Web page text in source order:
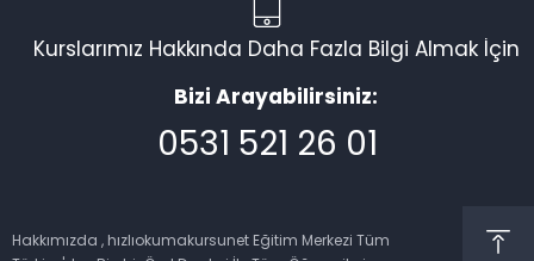
Kurslarımız Hakkında Daha Fazla Bilgi Almak İçin
Bizi Arayabilirsiniz:
0531 521 26 01
Hakkımızda , hızlıokumakursunet Eğitim Merkezi Tüm